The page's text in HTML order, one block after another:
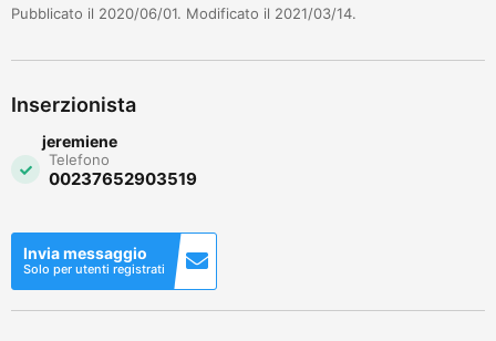
Pubblicato il 2020/06/01. Modificato il 2021/03/14.
Inserzionista
jeremiene
Telefono
00237652903519
Invia messaggio
Solo per utenti registrati